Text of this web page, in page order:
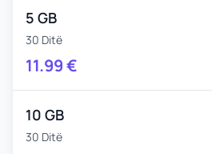
5 GB
30 Ditë
11.99€
10 GB
30 Ditë